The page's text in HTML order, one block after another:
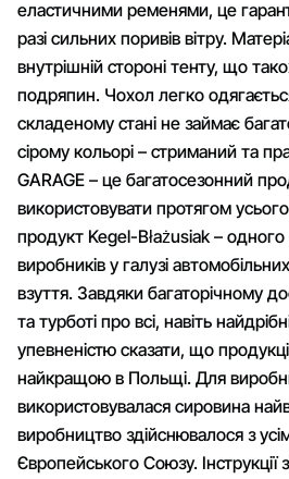
еластичними ременями, це
разі сильних поривів вітру.
внутрішній стороні тенту, що
подряпин. Чохол легко
складеному стані не займає
сірому кольорі – стриманий та
GARAGE – це багатосезонний
використовувати протягом
продукт Kegel-Błażusiak –
виробників у галузі
взуття. Завдяки багаторічному
та турботі про всі, навіть
упевненістю сказати, що
найкращою в Польщі. Для
використовувалася сировина
виробництво здійснювалося з
Європейського Союзу. Інструкції